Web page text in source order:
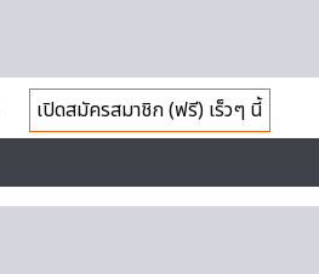
เปิดสมัครสมาชิก (ฟรี) เร็วๆ นี้